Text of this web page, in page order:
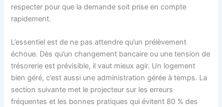
respecter pour que la demande soit prise en compte
rapidement.
L’essentiel est de ne pas attendre qu’un prélèvement
échoue. Dès qu’un changement bancaire ou une tension de
trésorerie est prévisible, il vaut mieux agir. Un logement
bien géré, c’est aussi une administration gérée à temps. La
section suivante met le projecteur sur les erreurs
fréquentes et les bonnes pratiques qui évitent 80 % des